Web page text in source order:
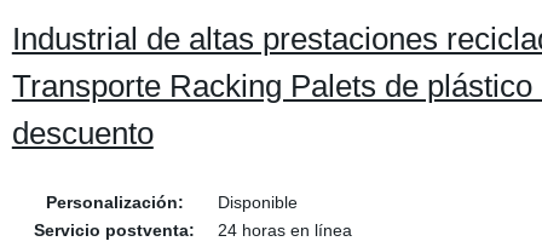
Industrial de altas prestaciones
Transporte Racking Palets de
descuento
Personalización:
Disponible
Servicio postventa:
24 horas en línea